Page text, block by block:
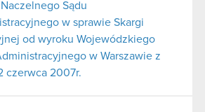
Sądu
w sprawie Skargi
od wyroku Wojewódzkiego
w Warszawie z
czerwca 2007r.